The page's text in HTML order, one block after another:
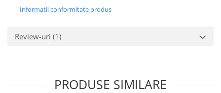
Rezervor
Rezervor spalare parbriz
Cabluri mecanice
Piese Hako
Informatii conformitate produs
Review-uri (1)
PRODUSE SIMILARE